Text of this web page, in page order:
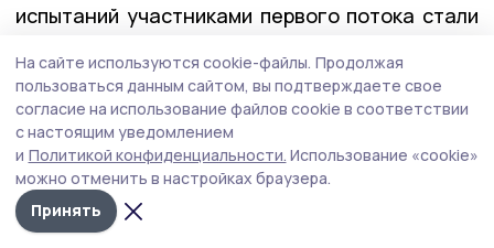
испытаний участниками первого потока стали
— У них уже есть важные управленческие
качества: умение принимать решения в самых
сложных ситуациях, брать на себя
ответственность и работать в команде. А
На сайте используются cookie-файлы. Продолжая
пользоваться данным сайтом, вы подтверждаете свое
согласие на использование файлов cookie в соответствии
с настоящим уведомлением
и Политикой конфиденциальности. Использование «cookie»
можно отменить в настройках браузера.
Принять